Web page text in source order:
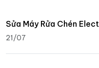
Sửa Máy Rửa Chén
21/07